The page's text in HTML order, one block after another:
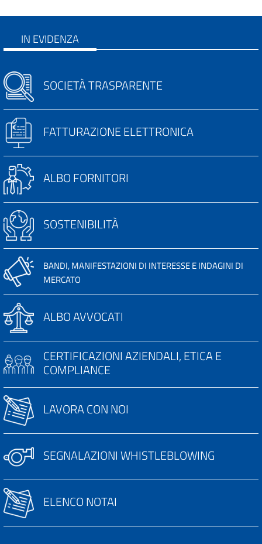
IN EVIDENZA
SOCIETÀ TRASPARENTE
FATTURAZIONE ELETTRONICA
ALBO FORNITORI
SOSTENIBILITÀ
BANDI, MANIFESTAZIONI DI INTERESSE E INDAGINI DI
MERCATO
ALBO AVVOCATI
CERTIFICAZIONI AZIENDALI, ETICA E
COMPLIANCE
LAVORA CON NOI
SEGNALAZIONI WHISTLEBLOWING
ELENCO NOTAI